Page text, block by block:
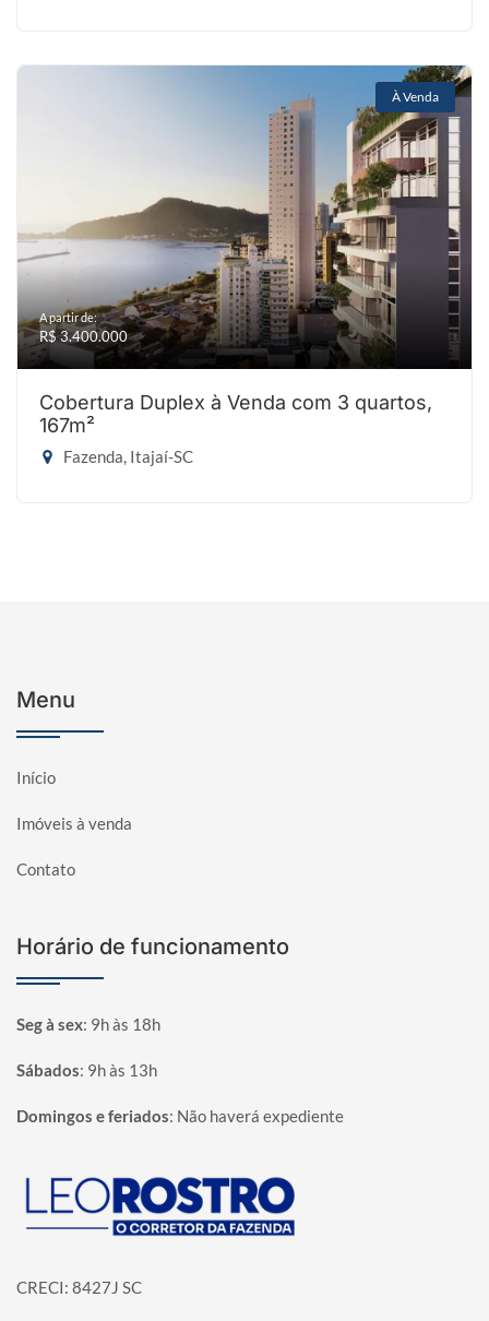
À Venda
A partir de:
R$ 3.400.000
Cobertura Duplex à Venda com 3 quartos,
167m²
Fazenda, Itajaí-SC
Menu
Início
Imóveis à venda
Contato
Horário de funcionamento
Seg à sex: 9h às 18h
Sábados: 9h às 13h
Domingos e feriados: Não haverá expediente
Página inicial
CRECI: 8427J SC